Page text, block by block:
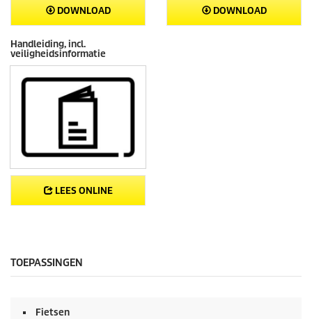
DOWNLOAD DOWNLOAD
Handleiding, incl.
veiligheidsinformatie
LEES ONLINE
TOEPASSINGEN
Fietsen